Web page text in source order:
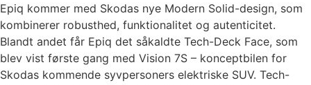
Epiq kommer med Skodas nye Modern Solid-design, som
kombinerer robusthed, funktionalitet og autenticitet.
Blandt andet får Epiq det såkaldte Tech-Deck Face, som
blev vist første gang med Vision 7S – konceptbilen for
Skodas kommende syvpersoners elektriske SUV. Tech-